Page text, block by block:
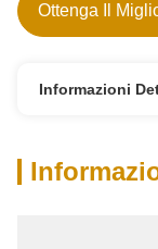
Ottenga Il
Informazioni